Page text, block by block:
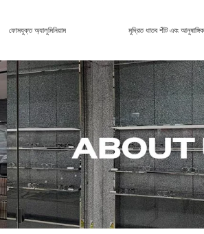
ফোমযুক্ত অ্যালুমিনিয়াম মুদ্রিত ধাতব শীট এবং আনুষাঙ্গিক